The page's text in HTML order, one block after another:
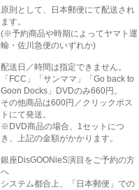
原則として、日本郵便にて配送され
ます。
(※予約商品や時期によってヤマト運
輸・佐川急便のいずれか)
配送日／時間は指定できません。
「FCC」「サンママ」「Go back to
Goon Docks」DVDのみ660円。
その他商品は600円／クリックポス
トにて発送。
※DVD商品の場合、1セットにつ
き、上記の金額がかかります。
銀座DisGOONieS演目をご予約の方
へ
システム都合上、「日本郵便」での